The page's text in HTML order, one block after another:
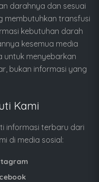
darahnya dan sesuai
membutuhkan transfusi
kebutuhan darah
kesemua media
untuk menyebarkan
bukan informasi yang
Kami
informasi terbaru dari
di media sosial: